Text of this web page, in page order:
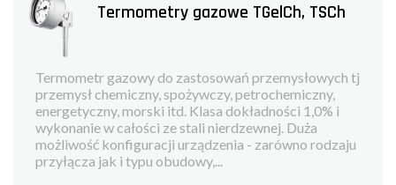
Termometry gazowe TGelCh, TSCh
Termometr gazowy do zastosowań przemysłowych tj
przemysł chemiczny, spożywczy, petrochemiczny,
energetyczny, morski itd. Klasa dokładności 1,0% i
wykonanie w całości ze stali nierdzewnej. Duża
możliwość konfiguracji urządzenia - zarówno rodzaju
przyłącza jak i typu obudowy,...